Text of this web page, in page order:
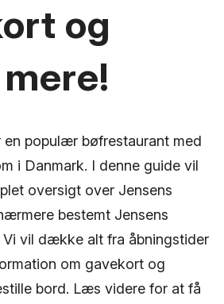
og
en populær bøfrestaurant med
i Danmark. I denne guide vil
oversigt over Jensens
bestemt Jensens
Vi vil dække alt fra åbningstider
om gavekort og
bord. Læs videre for at få